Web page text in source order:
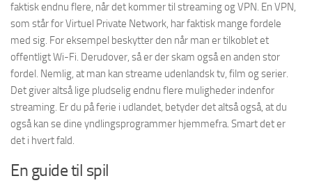
faktisk endnu flere, når det kommer til streaming og VPN. En VPN,
som står for Virtuel Private Network, har faktisk mange fordele
med sig. For eksempel beskytter den når man er tilkoblet et
offentligt Wi-Fi. Derudover, så er der skam også en anden stor
fordel. Nemlig, at man kan streame udenlandsk tv, film og serier.
Det giver altså lige pludselig endnu flere muligheder indenfor
streaming. Er du på ferie i udlandet, betyder det altså også, at du
også kan se dine yndlingsprogrammer hjemmefra. Smart det er
det i hvert fald.
En guide til spil